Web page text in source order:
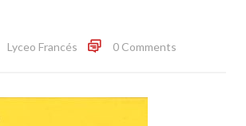
Lyceo Francés 0 Comments